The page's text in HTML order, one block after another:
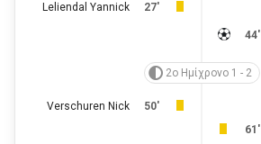
27'
Leliendal Yannick
44'
2ο Ημίχρονο 1 - 2
50'
Verschuren Nick
61'